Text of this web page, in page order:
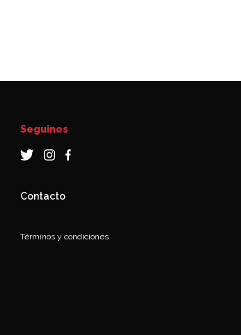
Seguinos
Contacto
Términos y condiciones